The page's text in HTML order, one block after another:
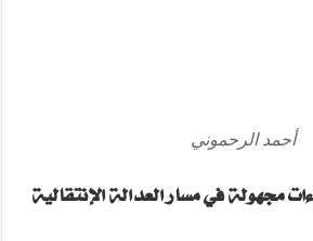
أحمد الرحموني
مجهولة في مسار العدالة الإنتقالية